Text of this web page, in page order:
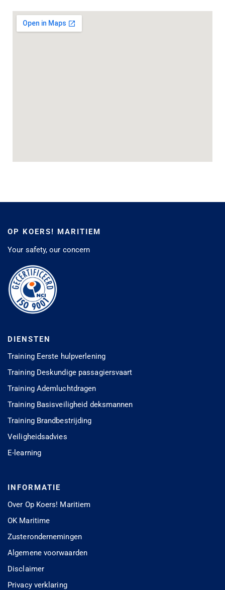
OP KOERS! MARITIEM
Your safety, our concern
DIENSTEN
Training Eerste hulpverlening
Training Deskundige passagiersvaart
Training Ademluchtdragen
Training Basisveiligheid deksmannen
Training Brandbestrijding
Veiligheidsadvies
E-learning
INFORMATIE
Over Op Koers! Maritiem
OK Maritime
Zusterondernemingen
Algemene voorwaarden
Disclaimer
Privacy verklaring